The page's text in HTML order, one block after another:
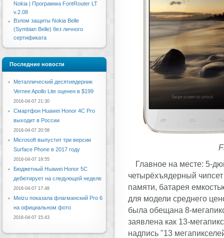
Главное на месте: 5-
четырёхъядерный
памяти, батарея
для модели среднего
была обещана 8-
заявлена как 13-
надпись "13
Nokia | Программа FontRouter LT
v.2.08
Взлом защиты Nokia Belle
(Symbian Belle) без личного
сертификата
Последние новости
Металлический десятиядерник
Vernee Apollo Lite оценен в $199
2016-04-07 21:30
Смартфон Huawei Honor 4C Pro
выходит в России
2016-04-07 20:58
Microsoft выпустит три версии
Surface Phone в 2017 году
2016-04-07 19:55
Бюджетный Huawei Honor 5C
дебютирует на следующей неделе
2016-04-07 17:48
Meizu показала флагманский Pro 6
на официальном фото
2016-04-07 15:43